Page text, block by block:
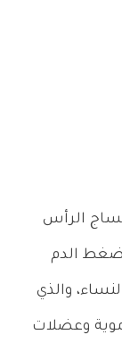
الرأس
من ضغط الدم
والذي
وعضلات